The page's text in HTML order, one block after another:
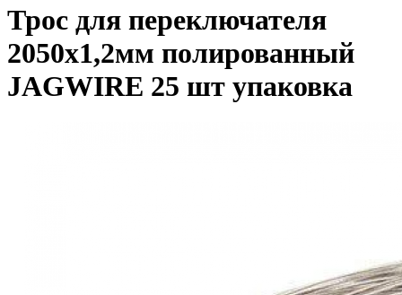
Трос для переключателя
2050х1,2мм полированный
JAGWIRE 25 шт упаковка